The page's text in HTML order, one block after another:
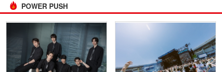
POWER PUSH